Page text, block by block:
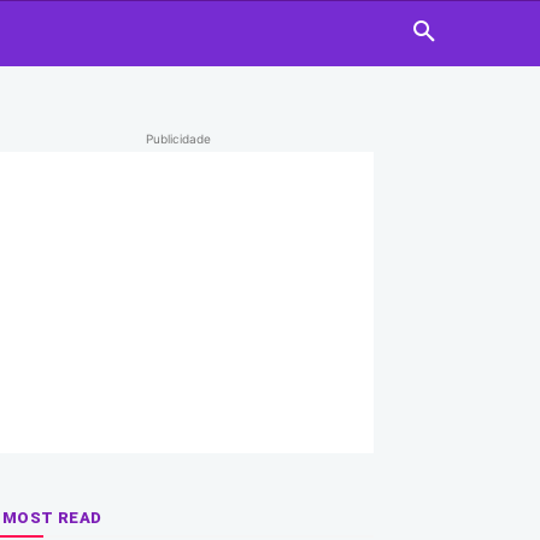
Publicidade
MOST READ